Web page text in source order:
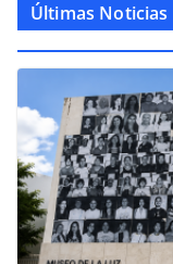
Últimas Noticias